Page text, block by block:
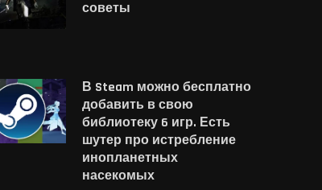
советы
В Steam можно бесплатно
добавить в свою
библиотеку 6 игр. Есть
шутер про истребление
инопланетных
насекомых